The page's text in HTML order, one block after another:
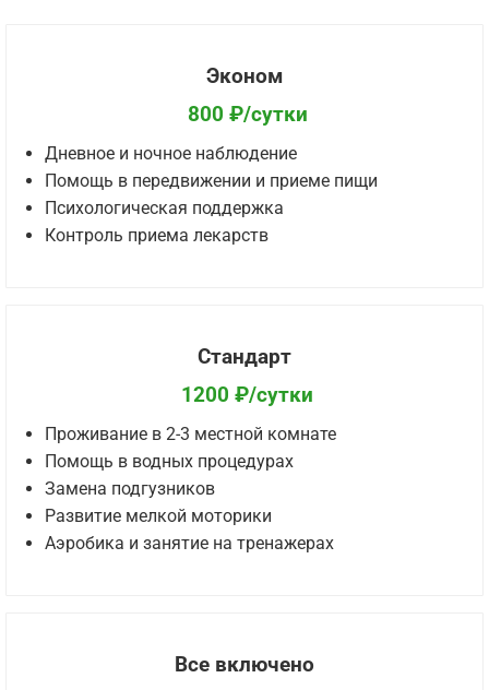
Эконом
800 ₽/сутки
Дневное и ночное наблюдение
Помощь в передвижении и приеме пищи
Психологическая поддержка
Контроль приема лекарств
Стандарт
1200 ₽/сутки
Проживание в 2-3 местной комнате
Помощь в водных процедурах
Замена подгузников
Развитие мелкой моторики
Аэробика и занятие на тренажерах
Все включено